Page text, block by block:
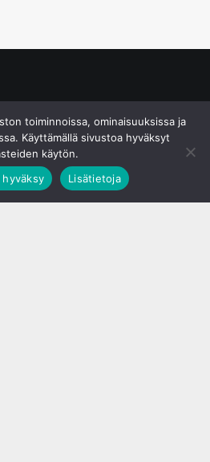
toiminnoissa, ominaisuuksissa ja
Käyttämällä sivustoa hyväksyt
käytön.
hyväksy Lisätietoja